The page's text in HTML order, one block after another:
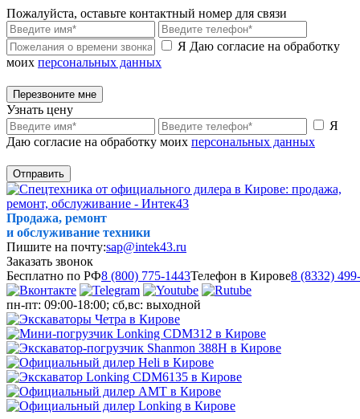
Пожалуйста, оставьте контактный номер для связи
Я Даю согласие на обработку
моих персональных данных
Перезвоните мне
Узнать цену
Я
Даю согласие на обработку моих персональных данных
Отправить
Продажа, ремонт
и обслуживание техники
Пишите на почту:sap@intek43.ru
Заказать звонок
Бесплатно по РФ8 (800) 775-1443Телефон в Кирове8 (8332)
пн-пт: 09:00-18:00; сб,вс: выходной